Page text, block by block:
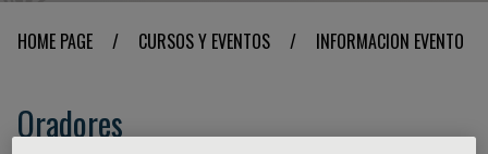
HOME PAGE / CURSOS Y EVENTOS / INFORMACION EVENTO
Oradores